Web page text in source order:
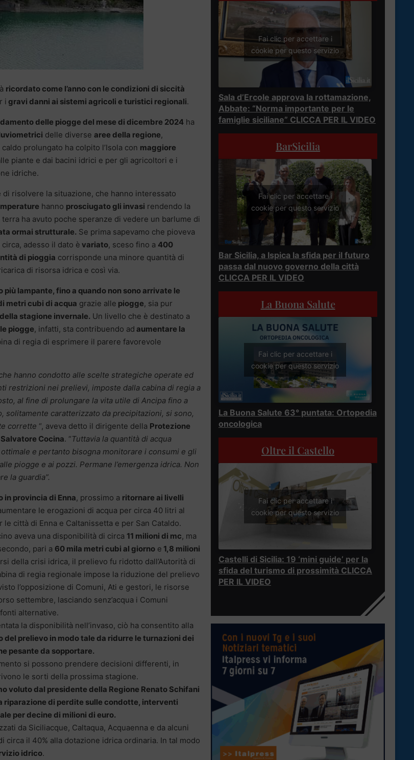
ricordato come l’anno con le condizioni di siccità
i gravi danni ai sistemi agricoli e turistici regionali.
delle piogge del mese di dicembre 2024 ha
delle diverse aree della regione,
caldo prolungato ha colpito l’Isola con maggiore
piante e dai bacini idrici e per gli agricoltori e i
idriche.
risolvere la situazione, che hanno interessato
hanno prosciugato gli invasi rendendo la
ha avuto poche speranze di vedere un barlume di
ormai strutturale. Se prima sapevamo che pioveva
adesso il dato è variato, sceso fino a 400
di pioggia corrisponde una minore quantità di
di risorsa idrica e così via.
più lampante, fino a quando non sono arrivate le
metri cubi di acqua grazie alle piogge, sia pur
stagione invernale. Un livello che è destinato a
piogge, infatti, sta contribuendo ad aumentare la
di regia di esprimere il parere favorevole
hanno condotto alle scelte strategiche operate ed
restrizioni nei prelievi, imposte dalla cabina di regia a
al fine di prolungare la vita utile di Ancipa fino a
solitamente caratterizzato da precipitazioni, si sono,
corrette “, aveva detto il dirigente della Protezione
Cocina. “Tuttavia la quantità di acqua
e pertanto bisogna monitorare i consumi e gli
piogge e ai pozzi. Permane l’emergenza idrica. Non
la guardia”.
in provincia di Enna, prossimo a ritornare ai livelli
le erogazioni di acqua per circa 40 litri al
città di Enna e Caltanissetta e per San Cataldo.
aveva una disponibilità di circa 11 milioni di mc, ma
pari a 60 mila metri cubi al giorno e 1,8 milioni
della crisi idrica, il prelievo fu ridotto dall’Autorità di
di regia regionale impose la riduzione del prelievo
l’opposizione di Comuni, Ati e gestori, le risorse
settembre, lasciando senz’acqua i Comuni
alternative.
la disponibilità nell’invaso, ciò ha consentito alla
del prelievo in modo tale da ridurre le turnazioni dei
pesante da sopportare.
si possono prendere decisioni differenti, in
le sorti della prossima stagione.
voluto dal presidente della Regione Renato Schifani
riparazione di perdite sulle condotte, interventi
per decine di milioni di euro.
da Siciliacque, Caltaqua, Acquaenna e da alcuni
il 40% alla dotazione idrica ordinaria. In tal modo
idrico.
Fai clic per accettare i
cookie per questo servizio
Sala d’Ercole approva la rottamazione,
Abbate: “Norma importante per le
famiglie siciliane” CLICCA PER IL VIDEO
BarSicilia
Fai clic per accettare i
cookie per questo servizio
Bar Sicilia, a Ispica la sfida per il futuro
passa dal nuovo governo della città
CLICCA PER IL VIDEO
La Buona Salute
Fai clic per accettare i
cookie per questo servizio
La Buona Salute 63° puntata: Ortopedia
oncologica
Oltre il Castello
Fai clic per accettare i
cookie per questo servizio
Castelli di Sicilia: 19 ‘mini guide’ per la
sfida del turismo di prossimità CLICCA
PER IL VIDEO